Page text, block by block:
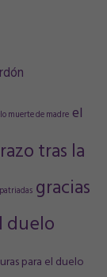
muerte de madre el
tras la
gracias
duelo
para el duelo